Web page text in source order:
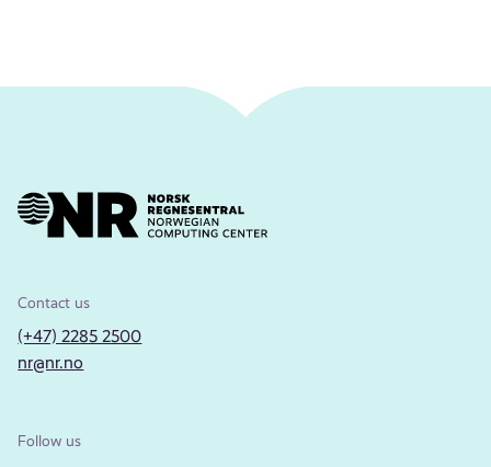
Contact us
(+47) 2285 2500
nr@nr.no
Follow us